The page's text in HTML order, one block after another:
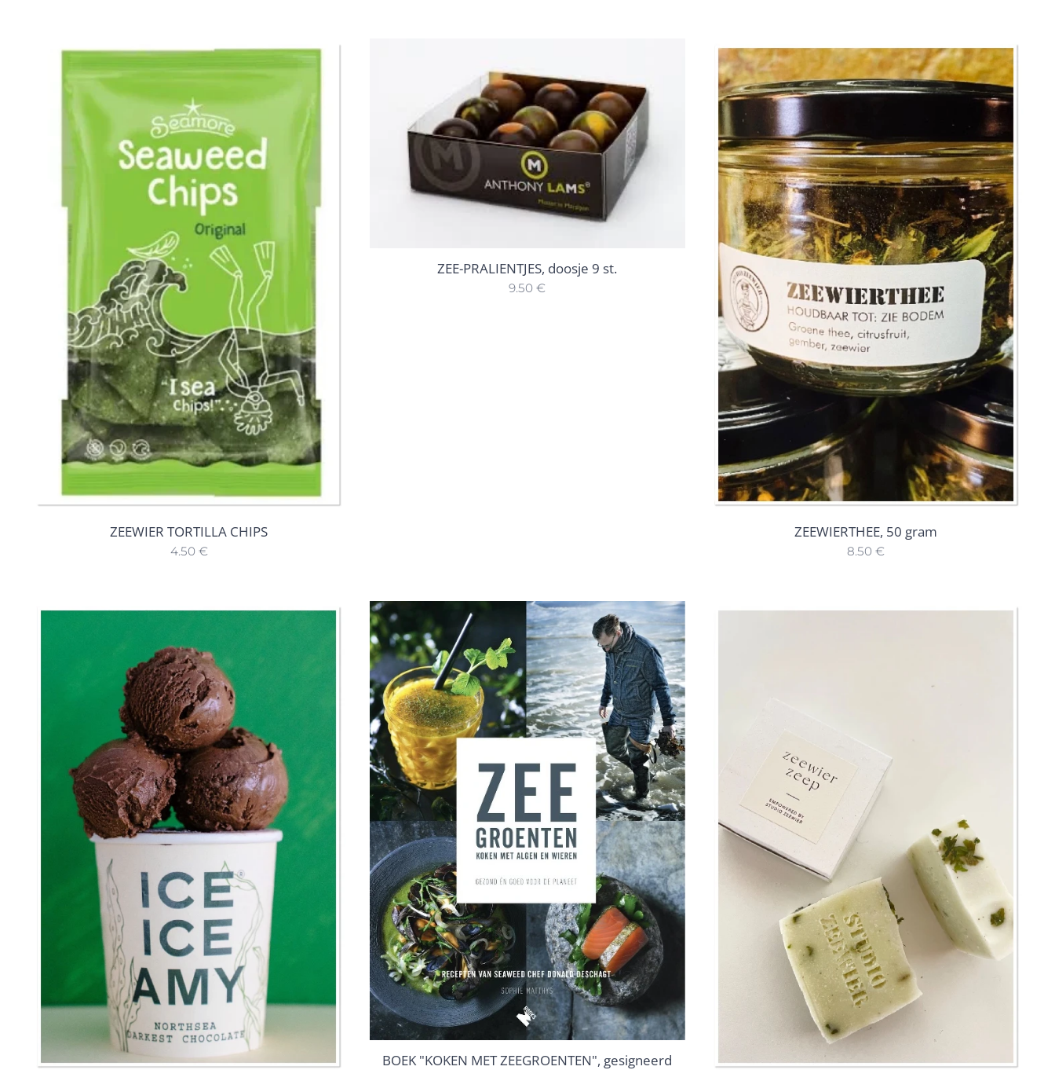
ZEEWIER TORTILLA CHIPS
4.50€
ZEE-PRALIENTJES, doosje 9 st.
9.50 €
ZEEWIERTHEE, 50 gram
8.50 €
BOEK "KOKEN MET ZEEGROENTEN", gesigneerd